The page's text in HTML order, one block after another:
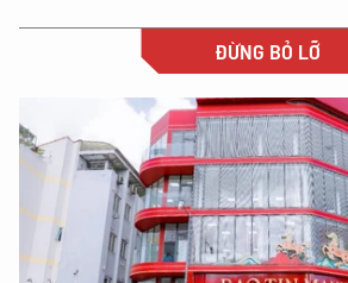
ĐỪNG BỎ LỠ